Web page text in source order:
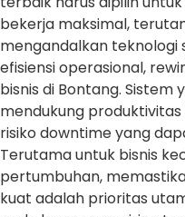
bekerja maksimal,
mengandalkan teknologi
efisiensi operasional,
bisnis di Bontang. Sistem
mendukung
risiko downtime yang
Terutama untuk bisnis
pertumbuhan,
kuat adalah prioritas